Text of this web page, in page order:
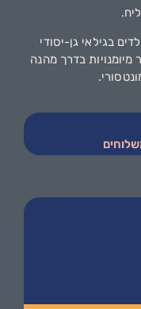
בגילאי גן-יסודי
בדרך מהנה